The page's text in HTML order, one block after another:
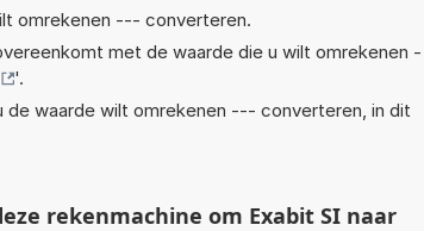
omrekenen --- converteren.
met de waarde die u wilt omrekenen -
'.
de waarde wilt omrekenen --- converteren, in dit
rekenmachine om Exabit SI naar